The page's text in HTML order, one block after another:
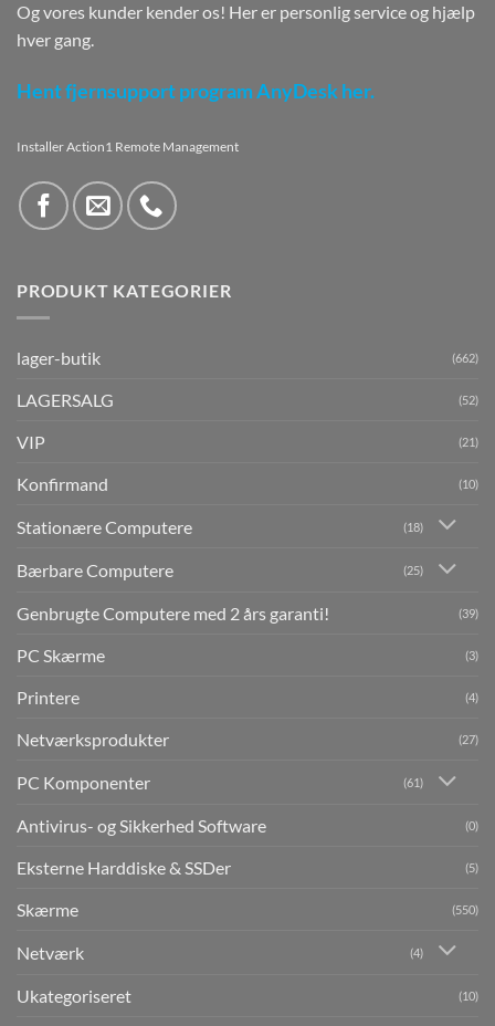
Og vores kunder kender os! Her er personlig service og hjælp
hver gang.
Hent fjernsupport program AnyDesk her.
Installer Action1 Remote Management
PRODUKT KATEGORIER
lager-butik (662)
LAGERSALG (52)
VIP (21)
Konfirmand (10)
Stationære Computere (18)
Bærbare Computere (25)
Genbrugte Computere med 2 års garanti! (39)
PC Skærme (3)
Printere (4)
Netværksprodukter (27)
PC Komponenter (61)
Antivirus- og Sikkerhed Software (0)
Eksterne Harddiske & SSDer (5)
Skærme (550)
Netværk (4)
Ukategoriseret (10)